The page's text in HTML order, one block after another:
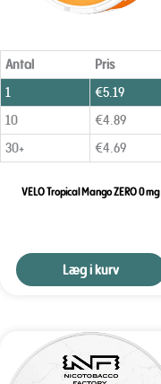
Antal
Pris
1
€5.19
10
€4.89
30+
€4.69
VELO Tropical Mango ZERO 0 mg
Læg i kurv